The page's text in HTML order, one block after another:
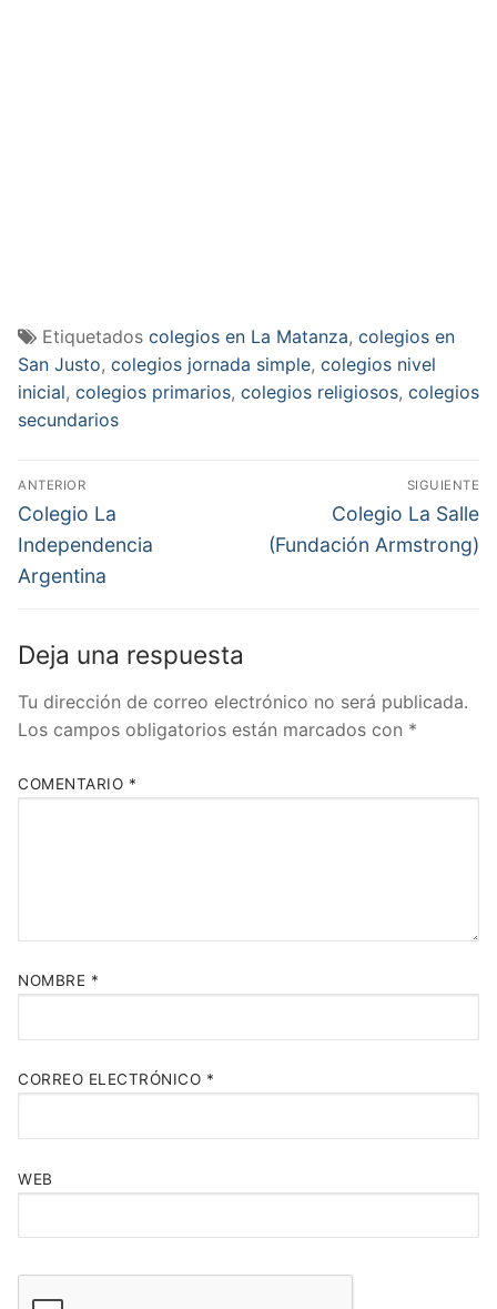
Etiquetados colegios en La Matanza, colegios en
San Justo, colegios jornada simple, colegios nivel
inicial, colegios primarios, colegios religiosos, colegios
secundarios
Navegación
de
entradas
ANTERIOR
Entrada
anterior:
Colegio La
Independencia
Argentina
SIGUIENTE
Entrada
siguiente:
Colegio La Salle
(Fundación Armstrong)
Deja una respuesta
Tu dirección de correo electrónico no será publicada.
Los campos obligatorios están marcados con *
COMENTARIO *
NOMBRE *
CORREO ELECTRÓNICO *
WEB